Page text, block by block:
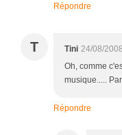
Répondre
T Tini 24/08/
Oh, comme
musique.....
Répondre